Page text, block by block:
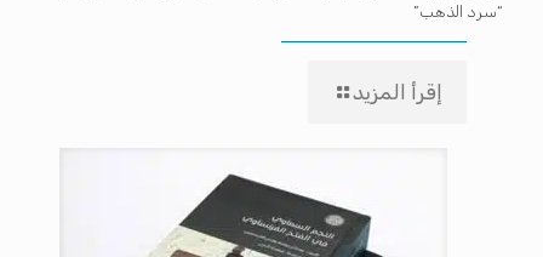
“سرد الذهب”
إقرأ المزيد